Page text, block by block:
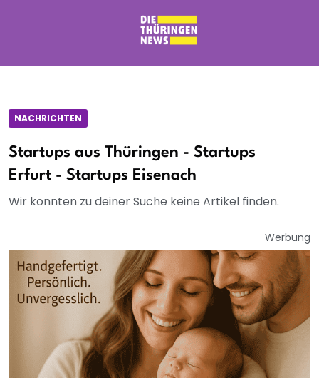
NACHRICHTEN
Startups aus Thüringen - Startups
Erfurt - Startups Eisenach
Wir konnten zu deiner Suche keine Artikel finden.
Werbung